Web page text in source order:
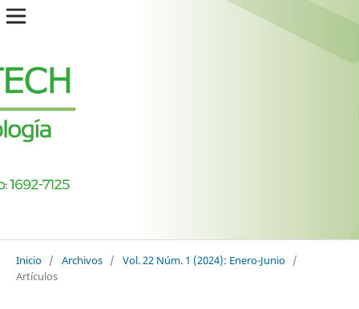
Inicio / Archivos / Vol. 22 Núm. 1 (2024): Enero-Junio /
Artículos